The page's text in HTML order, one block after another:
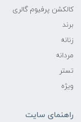
کالکشن پرفیوم گالری
برند
زنانه
مردانه
تستر
ویژه
راهنمای سایت